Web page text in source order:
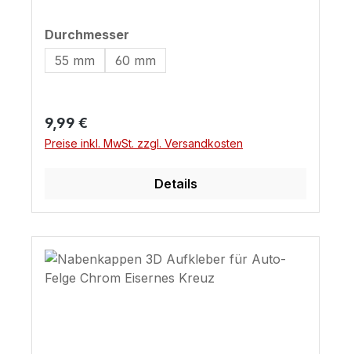
Durchmesser
55 mm
60 mm
Regulärer Preis:
9,99 €
Preise inkl. MwSt. zzgl. Versandkosten
Details